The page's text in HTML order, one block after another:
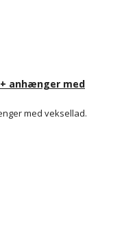
+ anhænger med
med veksellad.